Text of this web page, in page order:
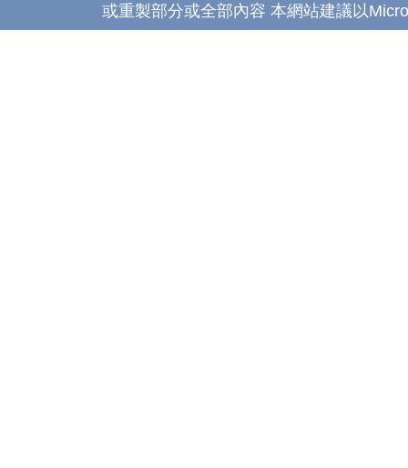
或重製部分或全部內容 本網站建議以